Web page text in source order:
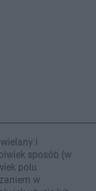
i
sposób (w
polu
w